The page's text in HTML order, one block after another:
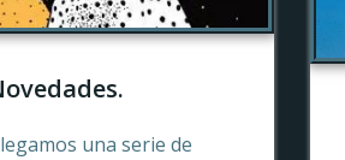
una serie de